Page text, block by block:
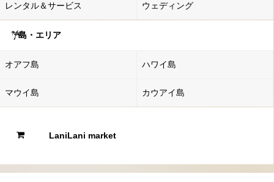
レンタル＆サービス ウェディング
島・エリア
オアフ島 ハワイ島
マウイ島 カウアイ島
LaniLani market